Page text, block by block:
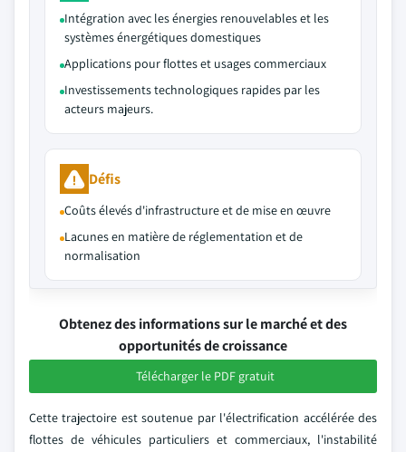
Intégration avec les énergies renouvelables et les
systèmes énergétiques domestiques
Applications pour flottes et usages commerciaux
Investissements technologiques rapides par les
acteurs majeurs.
Défis
Coûts élevés d'infrastructure et de mise en œuvre
Lacunes en matière de réglementation et de
normalisation
Obtenez des informations sur le marché et des
opportunités de croissance
Télécharger le PDF gratuit
Cette trajectoire est soutenue par l'électrification accélérée des
flottes de véhicules particuliers et commerciaux, l'instabilité